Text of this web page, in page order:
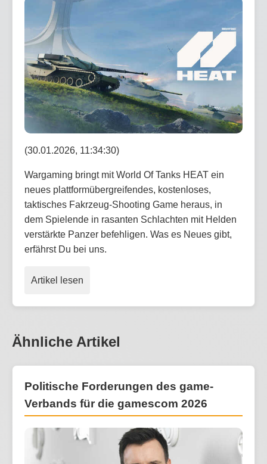
(30.01.2026, 11:34:30)
Wargaming bringt mit World Of Tanks HEAT ein
neues plattformübergreifendes, kostenloses,
taktisches Fakrzeug-Shooting Game heraus, in
dem Spielende in rasanten Schlachten mit Helden
verstärkte Panzer befehligen. Was es Neues gibt,
erfährst Du bei uns.
Artikel lesen
Ähnliche Artikel
Politische Forderungen des game-
Verbands für die gamescom 2026